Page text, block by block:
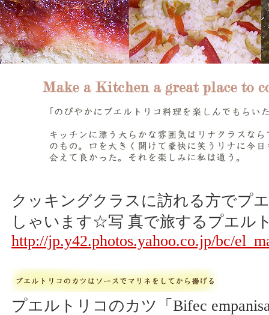
クッキングクラスに訪れる方でプ
しゃいます☆写 真で旅するプエル
http://jp.y42.photos.yahoo.co.jp/bc/
プエルトリコのカツ「Bifec